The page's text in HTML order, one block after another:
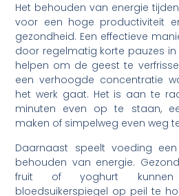
Het behouden van energie
voor een hoge productiviteit
gezondheid. Een effectieve
door regelmatig korte pauzes in
helpen om de geest te
een verhoogde concentratie
het werk gaat. Het is aan te
minuten even op te staan,
maken of simpelweg even weg
Daarnaast speelt voeding
behouden van energie.
fruit of yoghurt
bloedsuikerspiegel op peil te